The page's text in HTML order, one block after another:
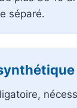
séparé.